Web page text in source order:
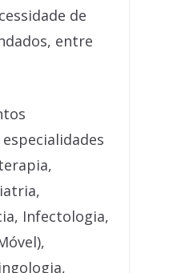
de
entre
Infectologia,